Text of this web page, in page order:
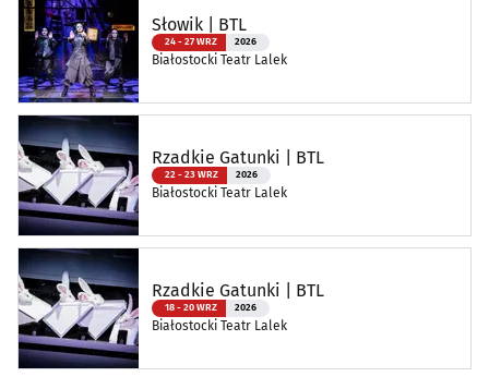
Słowik | BTL
24 - 27 WRZ 2026
Białostocki Teatr Lalek
Rzadkie Gatunki | BTL
22 - 23 WRZ 2026
Białostocki Teatr Lalek
Rzadkie Gatunki | BTL
18 - 20 WRZ 2026
Białostocki Teatr Lalek